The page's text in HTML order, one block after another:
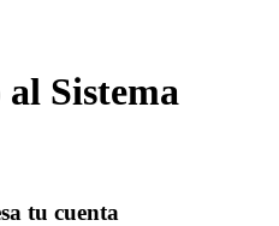
al Sistema
tu cuenta